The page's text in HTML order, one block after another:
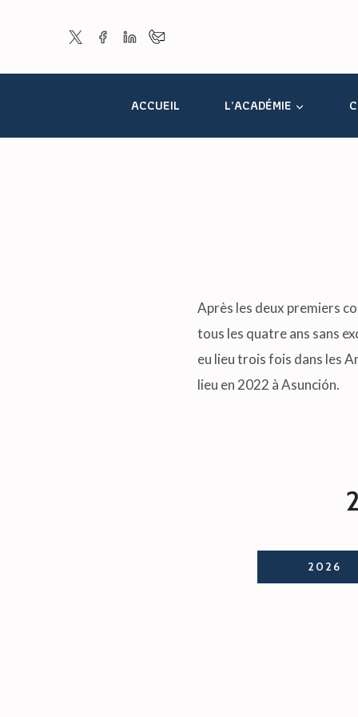
ACCUEIL L’ACADÉMIE
Après les deux premiers
tous les quatre ans sans
eu lieu trois fois dans les
lieu en 2022 à Asunción.
2026